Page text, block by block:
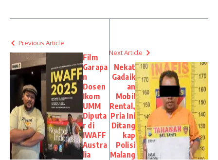
Previous Article
Film
Garapa
n
Dosen
Ikom
UMM
Diputa
r di
IWAFF
Austra
lia
Next Article
Nekat
Gadaik
an
Mobil
Rental,
Pria Ini
Ditang
kap
Polisi
Malang